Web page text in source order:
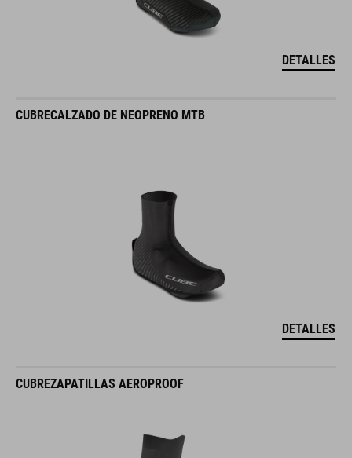
DETALLES
CUBRECALZADO DE NEOPRENO MTB
DETALLES
CUBREZAPATILLAS AEROPROOF